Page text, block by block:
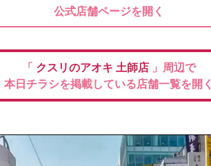
公式店舗ページを開く
「 クスリのアオキ 土師店 」周辺で
本日チラシを掲載している店舗一覧を開く